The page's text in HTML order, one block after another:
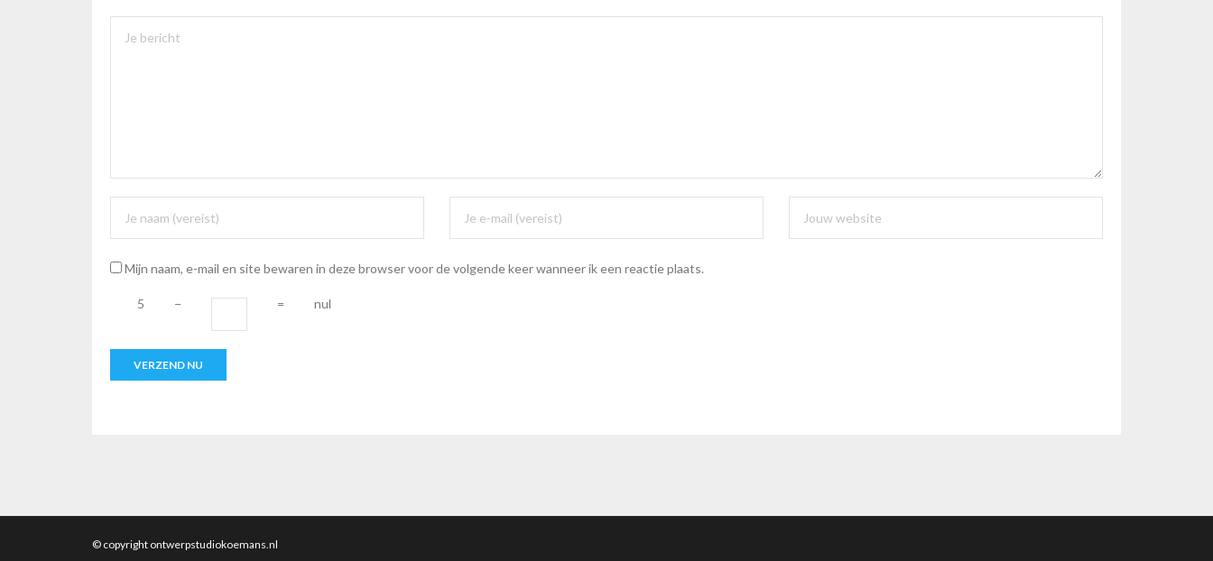
Mijn naam, e-mail en site bewaren in deze browser voor de volgende keer wanneer ik een reactie plaats.
5 − = nul
© copyright ontwerpstudiokoemans.nl